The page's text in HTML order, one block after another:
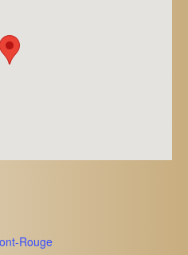
Rouge